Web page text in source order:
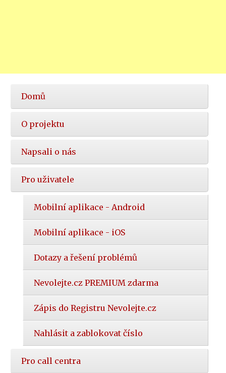
Hlavní
nabídka
Domů
O projektu
Napsali o nás
Pro uživatele
Mobilní aplikace - Android
Mobilní aplikace - iOS
Dotazy a řešení problémů
Nevolejte.cz PREMIUM zdarma
Zápis do Registru Nevolejte.cz
Nahlásit a zablokovat číslo
Pro call centra